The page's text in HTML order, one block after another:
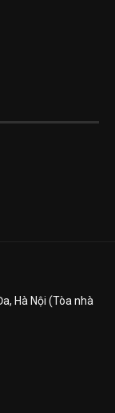
Hà Nội (Tòa nhà